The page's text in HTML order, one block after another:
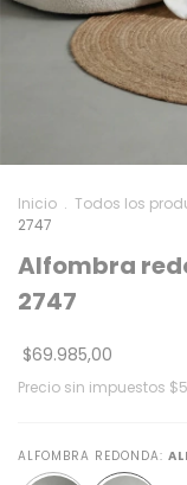
Inicio . Todos los
2747
Alfombra
2747
$69.985,00
Precio sin impuestos
ALFOMBRA REDONDA: